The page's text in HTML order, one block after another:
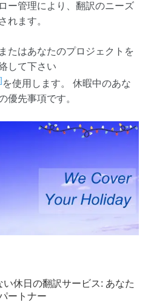
ー管理により、翻訳のニーズ
れます。
たはあなたのプロジェクトを
して下さい
を使用します。 休暇中のあな
優先事項です。
休日の翻訳サービス: あなた
ートナー